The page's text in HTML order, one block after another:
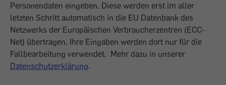
Personendaten eingeben. Diese werden erst im aller
letzten Schritt automatisch in die EU Datenbank des
Netzwerks der Europäischen Verbraucherzentren (ECC-
Net) übertragen. Ihre Eingaben werden dort nur für die
Fallbearbeitung verwendet. Mehr dazu in unserer
Datenschutzerklärung.